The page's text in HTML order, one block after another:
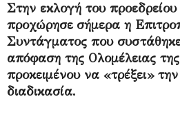
Στην εκλογή του προεδρείου
προχώρησε σήμερα η
Συντάγματος που
απόφαση της Ολομέλειας
προκειμένου να «τρέξει»
διαδικασία.